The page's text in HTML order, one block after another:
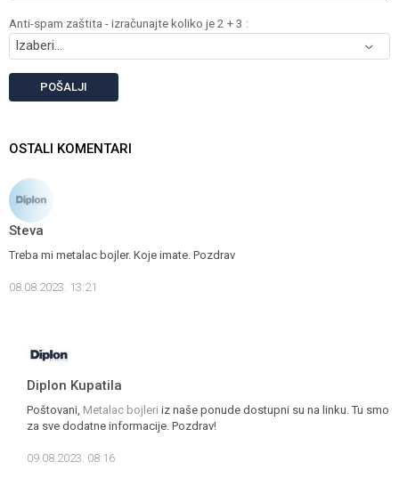
Anti-spam zaštita - izračunajte koliko je 2 + 3 :
POŠALJI
OSTALI KOMENTARI
Steva
Treba mi metalac bojler. Koje imate. Pozdrav
08.08.2023. 13:21
Diplon Kupatila
Poštovani, Metalac bojleri iz naše ponude dostupni su na linku. Tu smo
za sve dodatne informacije. Pozdrav!
09.08.2023. 08:16